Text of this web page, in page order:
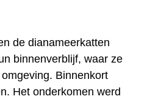
de dianameerkatten
binnenverblijf, waar ze
Binnenkort
Het onderkomen werd